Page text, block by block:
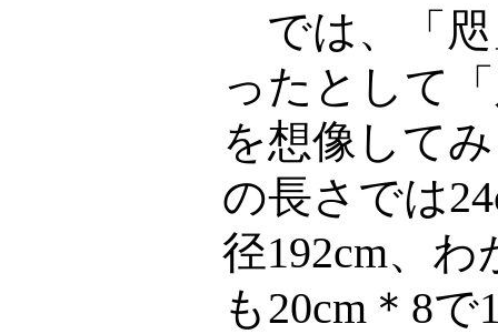
では、「咫
ったとして
を想像して
の長さでは
径192cm、わ
も20cm ＊ 8で